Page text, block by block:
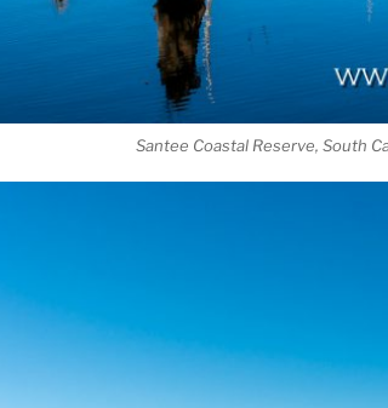
Santee Coastal Reserve, South